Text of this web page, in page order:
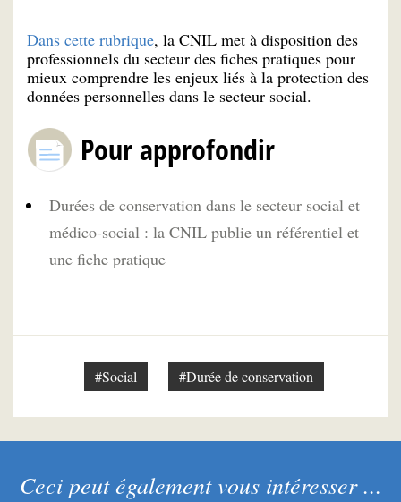
Dans cette rubrique, la CNIL met à disposition des
professionnels du secteur des fiches pratiques pour
mieux comprendre les enjeux liés à la protection des
données personnelles dans le secteur social.
Pour approfondir
Durées de conservation dans le secteur social et
médico-social : la CNIL publie un référentiel et
une fiche pratique
#Social #Durée de conservation
Ceci peut également vous intéresser ...